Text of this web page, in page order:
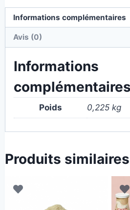
Informations complémentaires
Avis (0)
Informations
complémentaires
Poids 0,225 kg
Produits similaires